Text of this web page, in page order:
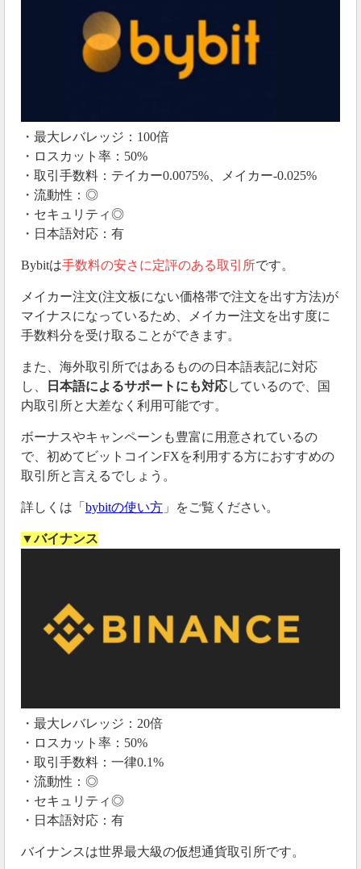
・最大レバレッジ：100倍
・ロスカット率：50%
・取引手数料：テイカー0.0075%、メイカー-0.025%
・流動性：◎
・セキュリティ◎
・日本語対応：有
Bybitは手数料の安さに定評のある取引所です。
メイカー注文(注文板にない価格帯で注文を出す方法)が
マイナスになっているため、メイカー注文を出す度に
手数料分を受け取ることができます。
また、海外取引所ではあるものの日本語表記に対応
し、
日本語によるサポートにも対応しているので、国
内取引所と大差なく利用可能です。
ボーナスやキャンペーンも豊富に用意されているの
で、初めてビットコインFXを利用する方におすすめの
取引所と言えるでしょう。
詳しくは「 bybitの使い方 」をご覧ください。
▼バイナンス
・最大レバレッジ：20倍
・ロスカット率：50%
・取引手数料：一律0.1%
・流動性：◎
・セキュリティ◎
・日本語対応：有
バイナンスは世界最大級の仮想通貨取引所です。